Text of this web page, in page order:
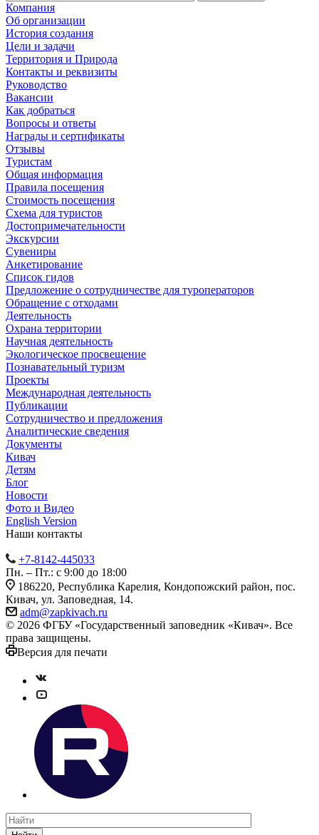
Компания
Об организации
История создания
Цели и задачи
Территория и Природа
Контакты и реквизиты
Руководство
Вакансии
Как добраться
Вопросы и ответы
Награды и сертификаты
Отзывы
Туристам
Общая информация
Правила посещения
Стоимость посещения
Схема для туристов
Достопримечательности
Экскурсии
Сувениры
Анкетирование
Список гидов
Предложение о сотрудничестве для туроператоров
Обращение с отходами
Деятельность
Охрана территории
Научная деятельность
Экологическое просвещение
Познавательный туризм
Проекты
Международная деятельность
Публикации
Сотрудничество и предложения
Аналитические сведения
Документы
Кивач
Детям
Блог
Новости
Фото и Видео
English Version
Наши контакты
+7-8142-445033
Пн. – Пт.: с 9:00 до 18:00
186220, Республика Карелия, Кондопожский район, пос.
Кивач, ул. Заповедная, 14.
adm@zapkivach.ru
© 2026 ФГБУ «Государственный заповедник «Кивач». Все
права защищены.
Версия для печати